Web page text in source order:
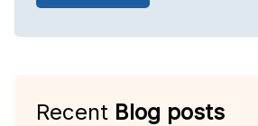
Recent Blog posts